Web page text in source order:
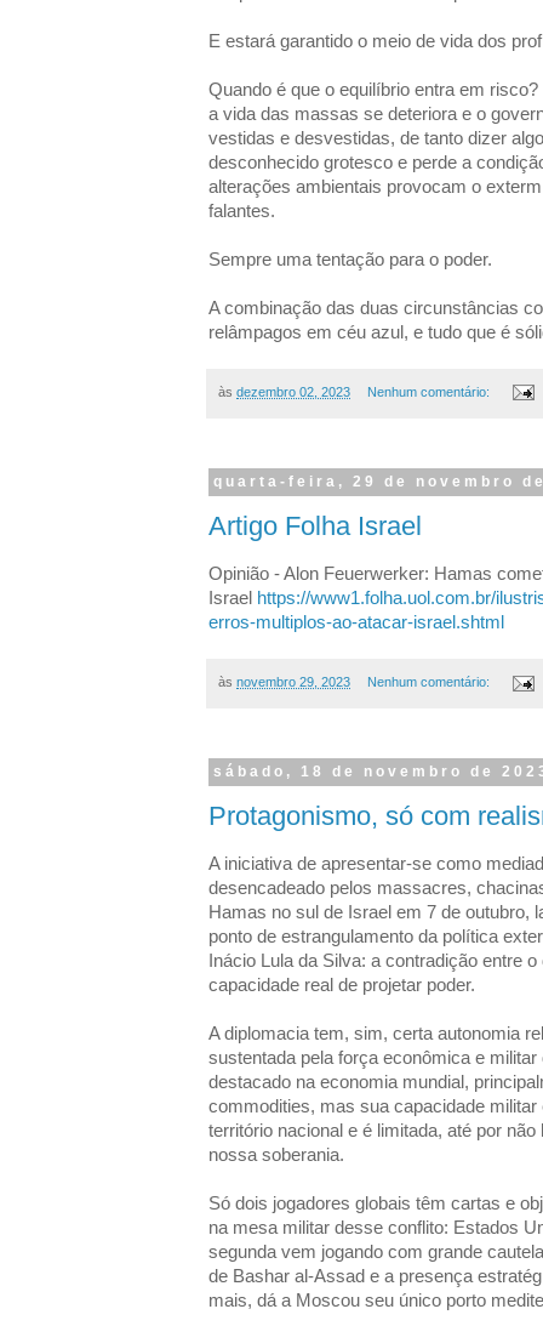
E estará garantido o meio de vida dos
Quando é que o equilíbrio entra em
a vida das massas se deteriora e o
vestidas e desvestidas, de tanto dizer
desconhecido grotesco e perde a
alterações ambientais provocam o
falantes.
Sempre uma tentação para o poder.
A combinação das duas circunstâncias
relâmpagos em céu azul, e tudo que é
às dezembro 02, 2023 Nenhum comentário:
quarta-feira, 29 de novembro
Artigo Folha Israel
Opinião - Alon Feuerwerker: Hamas
Israel https://www1.folha.uol.com.br/
erros-multiplos-ao-atacar-israel.shtml
às novembro 29, 2023 Nenhum comentário:
sábado, 18 de novembro de
Protagonismo, só com
A iniciativa de apresentar-se como
desencadeado pelos massacres,
Hamas no sul de Israel em 7 de outubro,
ponto de estrangulamento da política
Inácio Lula da Silva: a contradição entre
capacidade real de projetar poder.
A diplomacia tem, sim, certa autonomia
sustentada pela força econômica e
destacado na economia mundial,
commodities, mas sua capacidade militar
território nacional e é limitada, até por
nossa soberania.
Só dois jogadores globais têm cartas e
na mesa militar desse conflito: Estados
segunda vem jogando com grande
de Bashar al-Assad e a presença
mais, dá a Moscou seu único porto